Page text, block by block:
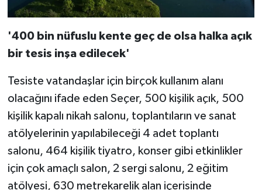
'400 bin nüfuslu kente geç de olsa halka açık
bir tesis inşa edilecek'
Tesiste vatandaşlar için birçok kullanım alanı
olacağını ifade eden Seçer, 500 kişilik açık, 500
kişilik kapalı nikah salonu, toplantıların ve sanat
atölyelerinin yapılabileceği 4 adet toplantı
salonu, 464 kişilik tiyatro, konser gibi etkinlikler
için çok amaçlı salon, 2 sergi salonu, 2 eğitim
atölyesi, 630 metrekarelik alan içerisinde